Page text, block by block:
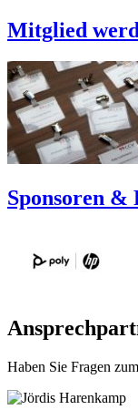
Mitglied
Sponsoren &
Haben Sie Fragen